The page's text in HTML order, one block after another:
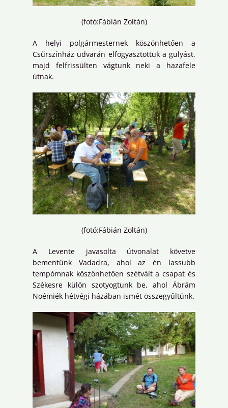
(fotó:Fábián Zoltán)
A helyi polgármesternek köszönhetően a
Csűrszínház udvarán elfogyasztottuk a gulyást,
majd felfrissülten vágtunk neki a hazafele
útnak.
(fotó:Fábián Zoltán)
A Levente javasolta útvonalat követve
bementünk Vadadra, ahol az én lassubb
tempómnak köszönhetően szétvált a csapat és
Székesre külön szotyogtunk be, ahol Ábrám
Noémiék hétvégi házában ismét összegyűltünk.